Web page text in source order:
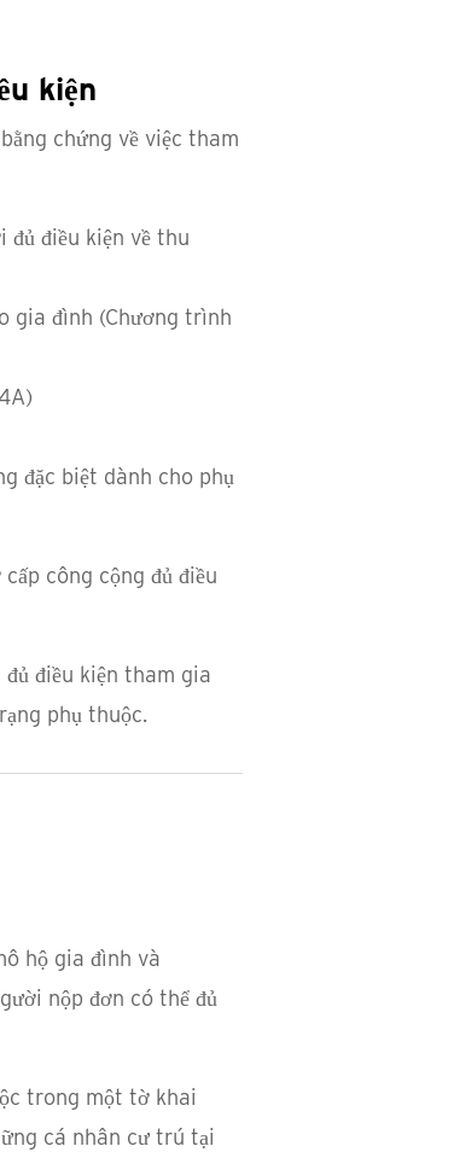
kiện
chứng về việc tham
đủ điều kiện về thu
gia đình (Chương trình
đặc biệt dành cho phụ
công cộng đủ điều
điều kiện tham gia
phụ thuộc.
hộ gia đình và
nộp đơn có thể đủ
trong một tờ khai
cá nhân cư trú tại